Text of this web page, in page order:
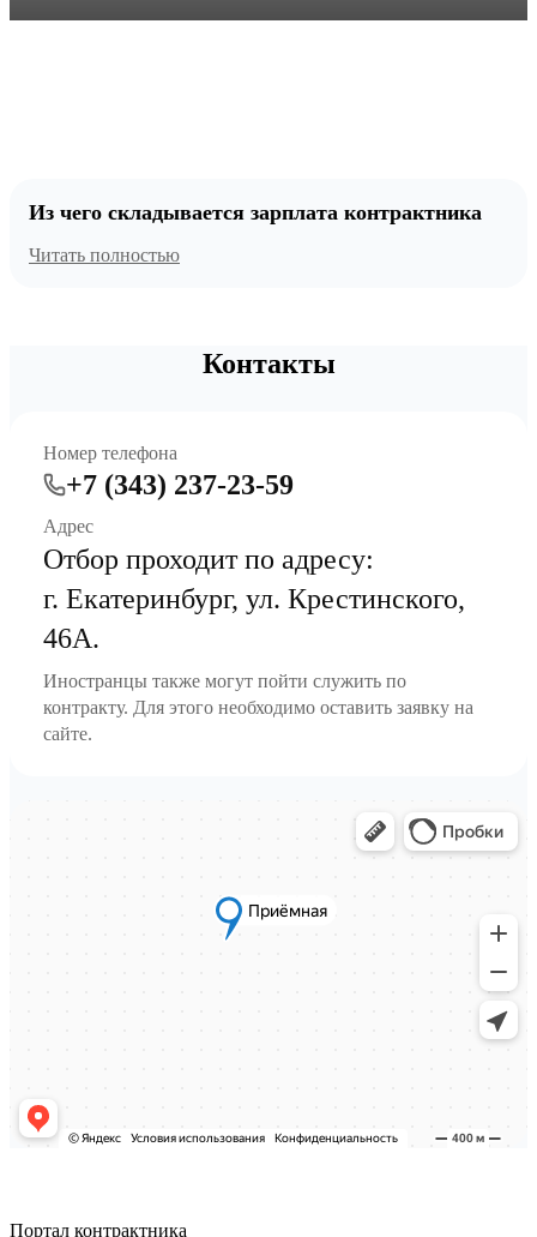
Из чего складывается зарплата контрактника
Читать полностью
Контакты
Номер телефона
+7 (343) 237-23-59
Адрес
Отбор проходит по адресу:
г. Екатеринбург, ул. Крестинского,
46А.
Иностранцы также могут пойти служить по
контракту. Для этого необходимо оставить заявку на
сайте.
Портал контрактника